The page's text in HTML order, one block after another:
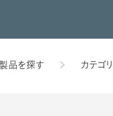
品を探す カテゴ